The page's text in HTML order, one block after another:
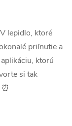
lepidlo, ktoré
priľnutie a
ktorú
si tak